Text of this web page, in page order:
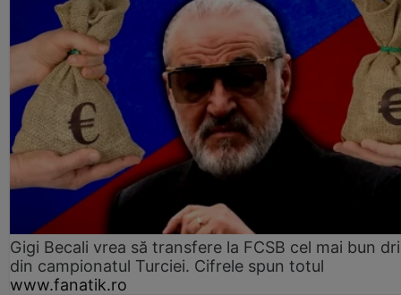
Gigi Becali vrea să transfere la FCSB cel mai bun
din campionatul Turciei. Cifrele spun totul
www.fanatik.ro